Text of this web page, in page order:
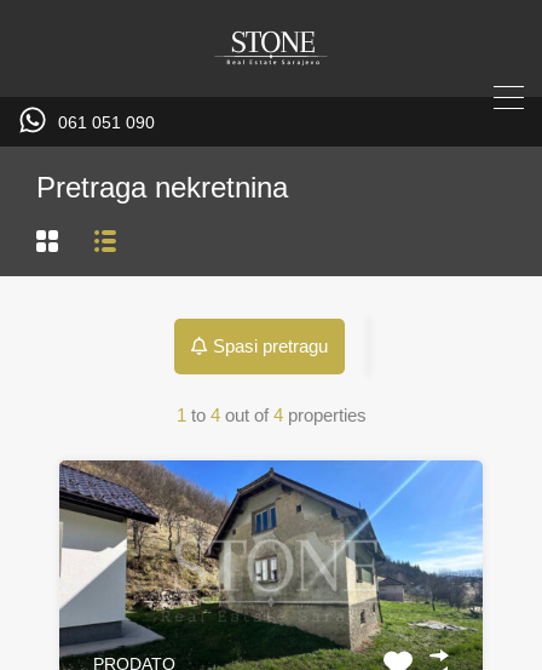
061 051 090
Pretraga nekretnina
1 to 4 out of 4 properties
Spasi pretragu
PRODATO